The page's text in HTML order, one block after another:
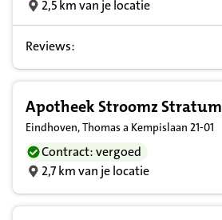
2,5 km van je locatie
Reviews:
Apotheek Stroomz Stratum
Eindhoven, Thomas a Kempislaan 21-01
Contract: vergoed
2,7 km van je locatie